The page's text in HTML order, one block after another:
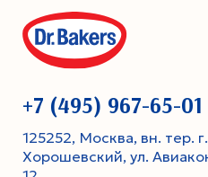
+7 (495) 967-65-01
125252, Москва, вн. тер.
Хорошевский, ул.